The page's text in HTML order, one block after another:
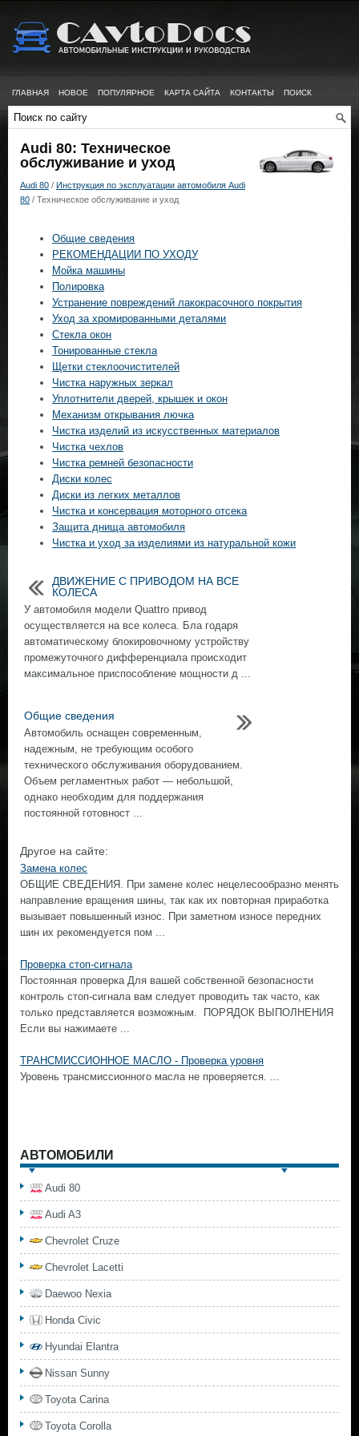
ГЛАВНАЯ НОВОЕ ПОПУЛЯРНОЕ КАРТА САЙТА КОНТАКТЫ ПОИСК
Audi 80: Техническое
обслуживание и уход
Audi 80 / Инструкция по эксплуатации автомобиля Audi
80 / Техническое обслуживание и уход
Общие сведения
РЕКОМЕНДАЦИИ ПО УХОДУ
Мойка машины
Полировка
Устранение повреждений лакокрасочного покрытия
Уход за хромированными деталями
Стекла окон
Тонированные стекла
Щетки стеклоочистителей
Чистка наружных зеркал
Уплотнители дверей, крышек и окон
Механизм открывания лючка
Чистка изделий из искусственных материалов
Чистка чехлов
Чистка ремней безопасности
Диски колес
Диски из легких металлов
Чистка и консервация моторного отсека
Защита днища автомобиля
Чистка и уход за изделиями из натуральной кожи
ДВИЖЕНИЕ С ПРИВОДОМ НА ВСЕ
КОЛЕСА
У автомобиля модели Quattro привод
осуществляется на все колеса. Бла годаря
автоматическому блокировочному устройству
промежуточного дифференциала происходит
максимальное приспособление мощности д ...
Общие сведения
Автомобиль оснащен современным,
надежным, не требующим особого
технического обслуживания оборудованием.
Объем регламентных работ — небольшой,
однако необходим для поддержания
постоянной готовност ...
Другое на сайте:
Замена колес
ОБЩИЕ СВЕДЕНИЯ. При замене колес нецелесообразно менять
направление вращения шины, так как их повторная приработка
вызывает повышенный износ. При заметном износе передних
шин их рекомендуется пом ...
Проверка стоп-сигнала
Постоянная проверка Для вашей собственной безопасности
контроль стоп-сигнала вам следует проводить так часто, как
только представляется возможным. ПОРЯДОК ВЫПОЛНЕНИЯ
Если вы нажимаете ...
ТРАНСМИССИОННОЕ МАСЛО - Проверка уровня
Уровень трансмиссионного масла не проверяется. ...
АВТОМОБИЛИ
Audi 80
Audi A3
Chevrolet Cruze
Chevrolet Lacetti
Daewoo Nexia
Honda Civic
Hyundai Elantra
Nissan Sunny
Toyota Carina
Toyota Corolla